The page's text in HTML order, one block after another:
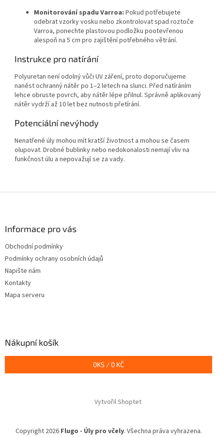
Monitorování spadu Varroa: Pokud potřebujete
odebrat vzorky vosku nebo zkontrolovat spad roztoče
Varroa, ponechte plastovou podložku pootevřenou
alespoň na 5 cm pro zajištění potřebného větrání.
Instrukce pro natírání
Polyuretan není odolný vůči UV záření, proto doporučujeme
nanést ochranný nátěr po 1–2 letech na slunci. Před natíráním
lehce obruste povrch, aby nátěr lépe přilnul. Správně aplikovaný
nátěr vydrží až 10 let bez nutnosti přetírání.
Potenciální nevýhody
Nenatřené úly mohou mít kratší životnost a mohou se časem
olupovat. Drobné bublinky nebo nedokonalosti nemají vliv na
funkčnost úlu a nepovažují se za vady.
Informace pro vás
Obchodní podmínky
Podmínky ochrany osobních údajů
Napište nám
Kontakty
Mapa serveru
Nákupní košík
0KS / 0 KČ
Vytvořil Shoptet
Copyright 2026 Flugo - Úly pro včely. Všechna práva vyhrazena.